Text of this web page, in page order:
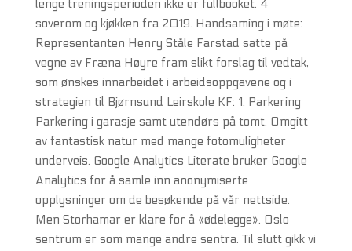
lenge treningsperioden ikke er fullbooket. 4
soverom og kjøkken fra 2019. Handsaming i møte:
Representanten Henry Ståle Farstad satte på
vegne av Fræna Høyre fram slikt forslag til vedtak,
som ønskes innarbeidet i arbeidsoppgavene og i
strategien til Bjørnsund Leirskole KF: 1. Parkering
Parkering i garasje samt utendørs på tomt. Omgitt
av fantastisk natur med mange fotomuligheter
underveis. Google Analytics Literate bruker Google
Analytics for å samle inn anonymiserte
opplysninger om de besøkende på vår nettside.
Men Storhamar er klare for å «ødelegge». Oslo
sentrum er som mange andre sentra. Til slutt gikk vi